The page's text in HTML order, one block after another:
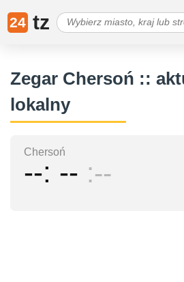
24 tz
Zegar Chersoń ::
lokalny
Chersoń
-- -- --